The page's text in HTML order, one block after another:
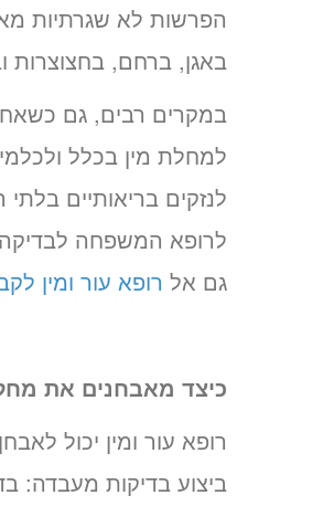
הפרשות לא שגרתיות
באגן, ברחם, בחצוצרות
במקרים רבים, גם
למחלת מין בכלל
לנזקים בריאותיים
לרופא המשפחה
גם אל רופא עור ומין
כיצד מאבחנים את
רופא עור ומין יכול
ביצוע בדיקות מעבדה: